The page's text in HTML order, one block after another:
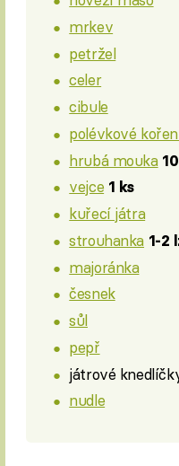
mrkev
petržel
celer
cibule
polévkové
hrubá mouka
vejce 1 ks
kuřecí játra
strouhanka 1-2
majoránka
česnek
sůl
pepř
játrové
nudle